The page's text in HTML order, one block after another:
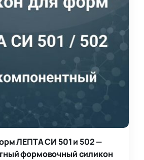
ЛЕПТА СИ 501 и 502 —
формовочный силикон